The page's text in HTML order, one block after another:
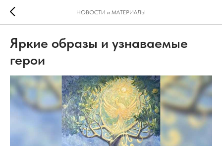
НОВОСТИ и МАТЕРИАЛЫ
Яркие образы и узнаваемые
герои